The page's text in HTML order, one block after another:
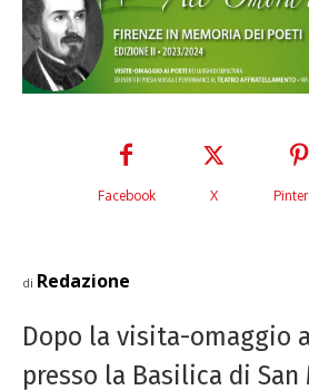
Facebook X
di Redazione
Dopo la visita-omaggio
presso la Basilica di